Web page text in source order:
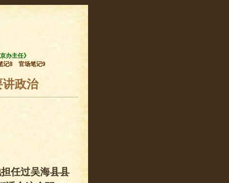
京办主任》
记8 官场笔记9
讲政治
任过吴海县县